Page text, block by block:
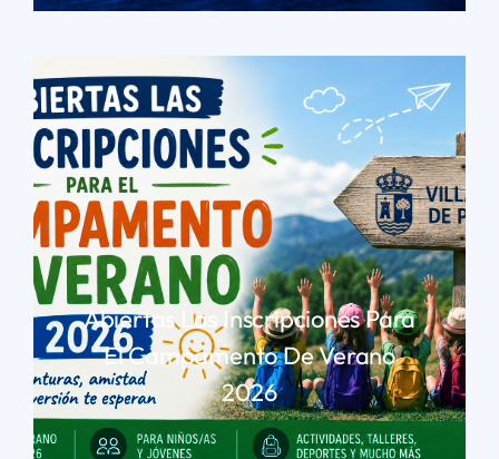
Abiertas Las Inscripciones Para
El Campamento De Verano
2026
LEER MÁS